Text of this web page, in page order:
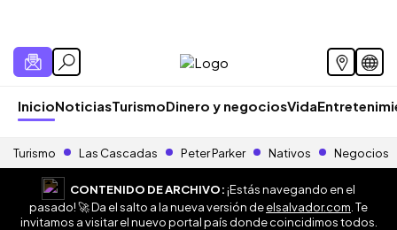
InicioNoticiasTurismoDinero y negociosVida
Turismo Las Cascadas Peter Parker Nativos Negocios
CONTENIDO DE ARCHIVO:¡Estás navegando en el
pasado! 🚀 Da el salto a la nueva versión deelsalvador.com . Te
invitamos a visitar el nuevo portal país donde coincidimos todos.